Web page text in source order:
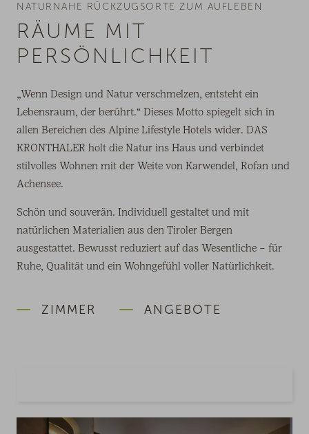
NATURNAHE RÜCKZUGSORTE ZUM AUFLEBEN
RÄUME MIT
PERSÖNLICHKEIT
„Wenn Design und Natur verschmelzen, entsteht ein
Lebensraum, der berührt.“ Dieses Motto spiegelt sich in
allen Bereichen des Alpine Lifestyle Hotels wider. DAS
KRONTHALER holt die Natur ins Haus und verbindet
stilvolles Wohnen mit der Weite von Karwendel, Rofan und
Achensee.
Schön und souverän. Individuell gestaltet und mit
natürlichen Materialien aus den Tiroler Bergen
ausgestattet. Bewusst reduziert auf das Wesentliche – für
Ruhe, Qualität und ein Wohngefühl voller Natürlichkeit.
ZIMMER ANGEBOTE